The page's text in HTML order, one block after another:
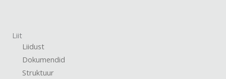
Liit
Liidust
Dokumendid
Struktuur